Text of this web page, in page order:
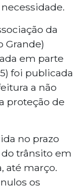
da
Grande)
em parte
foi publicada
a não
proteção de
no prazo
trânsito em
até março.
os